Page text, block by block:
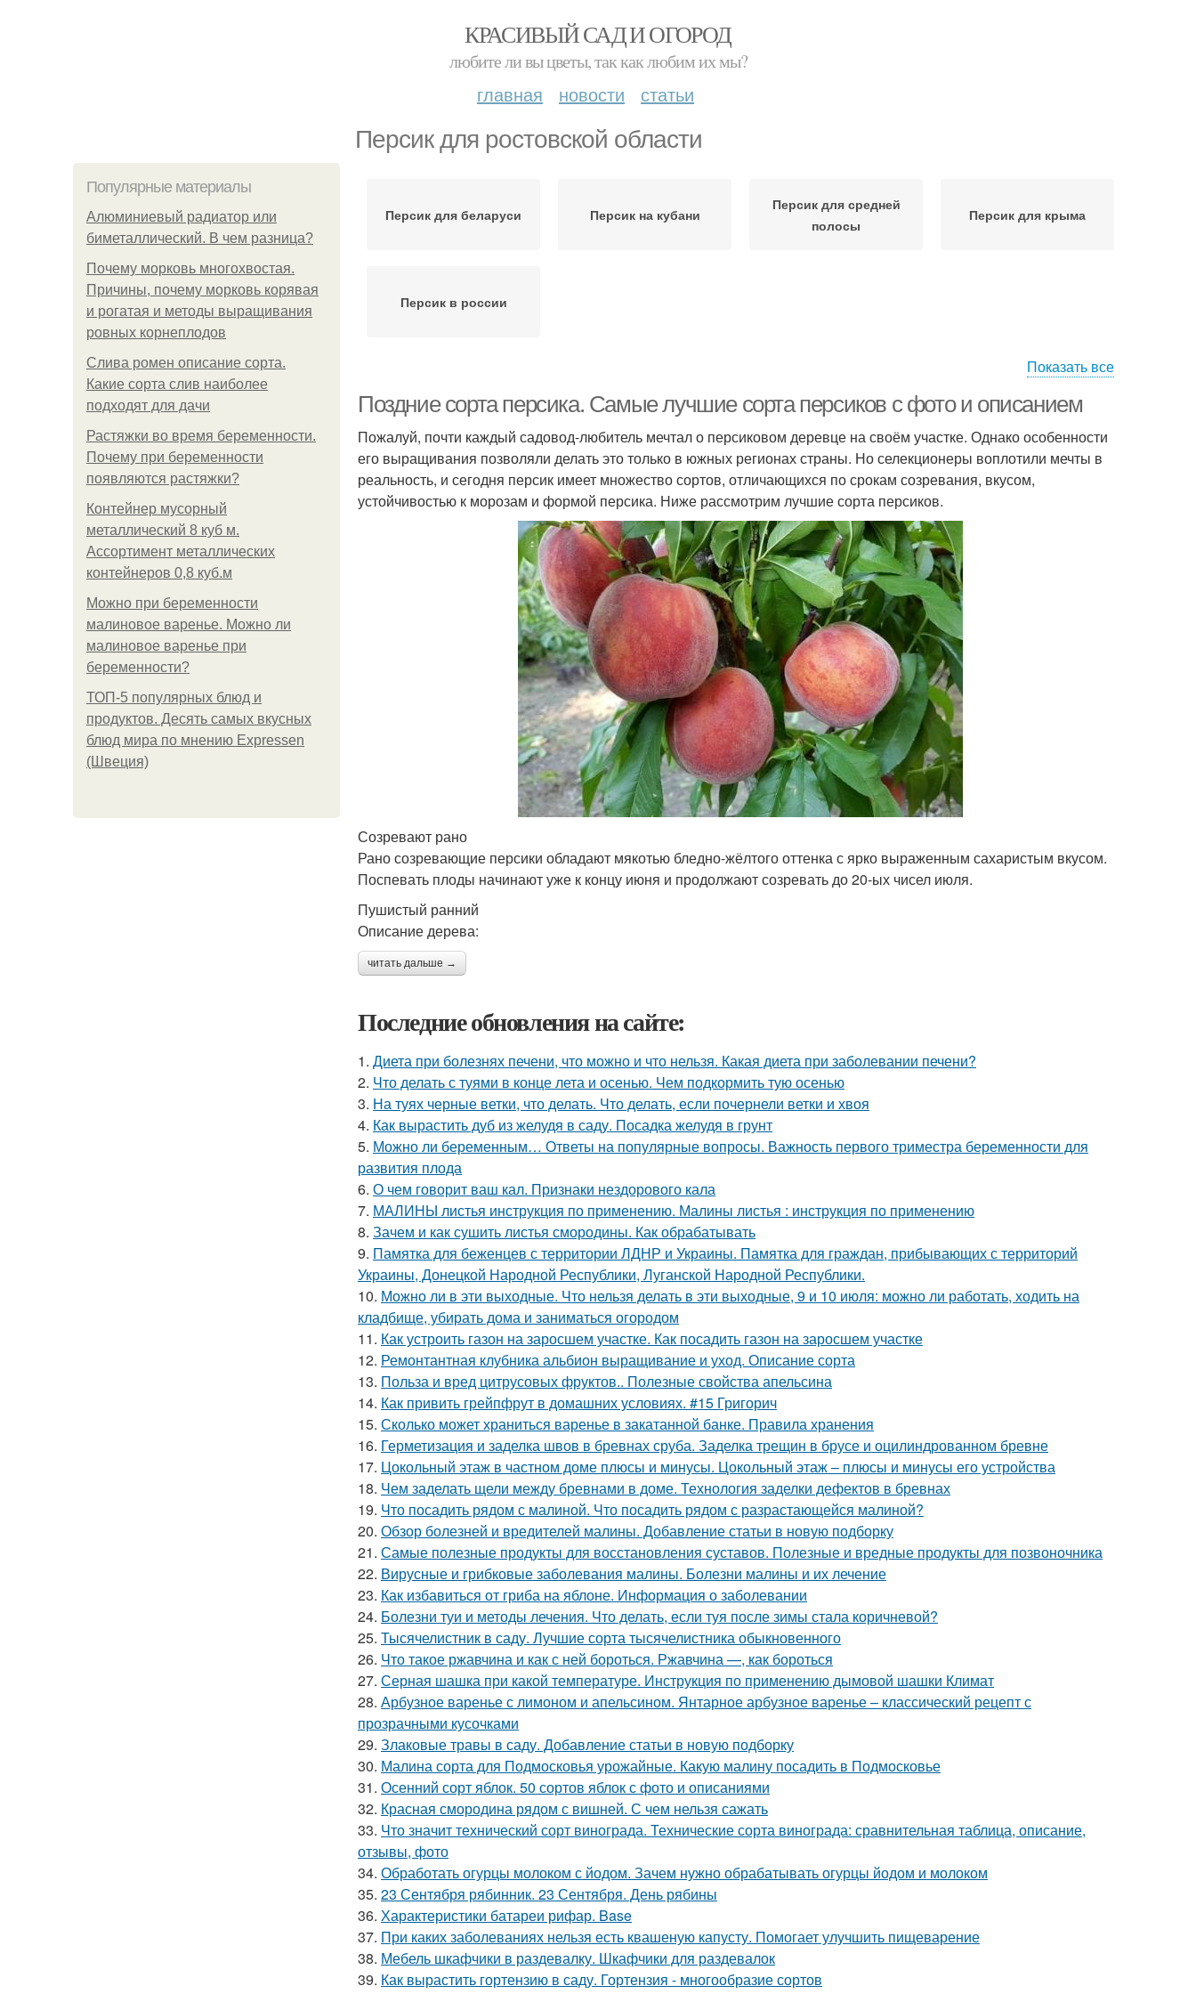
КРАСИВЫЙ САД И ОГОРОД
любите ли вы цветы, так как любим их мы?
главная новости статьи
Персик для ростовской области
Популярные материалы
Алюминиевый радиатор или
биметаллический. В чем разница?
Почему морковь многохвостая.
Причины, почему морковь корявая
и рогатая и методы выращивания
ровных корнеплодов
Слива ромен описание сорта.
Какие сорта слив наиболее
подходят для дачи
Растяжки во время беременности.
Почему при беременности
появляются растяжки?
Контейнер мусорный
металлический 8 куб м.
Ассортимент металлических
контейнеров 0,8 куб.м
Можно при беременности
малиновое варенье. Можно ли
малиновое варенье при
беременности?
ТОП-5 популярных блюд и
продуктов. Десять самых вкусных
блюд мира по мнению Expressen
(Швеция)
Персик для беларуси Персик на кубани
Персик для средней
полосы
Персик для крыма
Персик в россии
Показать все
Поздние сорта персика. Самые лучшие сорта персиков с фото и описанием
Пожалуй, почти каждый садовод-любитель мечтал о персиковом деревце на своём участке. Однако особенности
его выращивания позволяли делать это только в южных регионах страны. Но селекционеры воплотили мечты в
реальность, и сегодня персик имеет множество сортов, отличающихся по срокам созревания, вкусом,
устойчивостью к морозам и формой персика. Ниже рассмотрим лучшие сорта персиков.
Созревают рано
Рано созревающие персики обладают мякотью бледно-жёлтого оттенка с ярко выраженным сахаристым вкусом.
Поспевать плоды начинают уже к концу июня и продолжают созревать до 20-ых чисел июля.
Пушистый ранний
Описание дерева:
читать дальше →
Последние обновления на сайте:
1. Диета при болезнях печени, что можно и что нельзя. Какая диета при заболевании печени?
2. Что делать с туями в конце лета и осенью. Чем подкормить тую осенью
3. На туях черные ветки, что делать. Что делать, если почернели ветки и хвоя
4. Как вырастить дуб из желудя в саду. Посадка желудя в грунт
5. Можно ли беременным… Ответы на популярные вопросы. Важность первого триместра беременности для
развития плода
6. О чем говорит ваш кал. Признаки нездорового кала
7. МАЛИНЫ листья инструкция по применению. Малины листья : инструкция по применению
8. Зачем и как сушить листья смородины. Как обрабатывать
9. Памятка для беженцев с территории ЛДНР и Украины. Памятка для граждан, прибывающих с территорий
Украины, Донецкой Народной Республики, Луганской Народной Республики.
10. Можно ли в эти выходные. Что нельзя делать в эти выходные, 9 и 10 июля: можно ли работать, ходить на
кладбище, убирать дома и заниматься огородом
11. Как устроить газон на заросшем участке. Как посадить газон на заросшем участке
12. Ремонтантная клубника альбион выращивание и уход. Описание сорта
13. Польза и вред цитрусовых фруктов.. Полезные свойства апельсина
14. Как привить грейпфрут в домашних условиях. #15 Григорич
15. Сколько может храниться варенье в закатанной банке. Правила хранения
16. Герметизация и заделка швов в бревнах сруба. Заделка трещин в брусе и оцилиндрованном бревне
17. Цокольный этаж в частном доме плюсы и минусы. Цокольный этаж – плюсы и минусы его устройства
18. Чем заделать щели между бревнами в доме. Технология заделки дефектов в бревнах
19. Что посадить рядом с малиной. Что посадить рядом с разрастающейся малиной?
20. Обзор болезней и вредителей малины. Добавление статьи в новую подборку
21. Самые полезные продукты для восстановления суставов. Полезные и вредные продукты для позвоночника
22. Вирусные и грибковые заболевания малины. Болезни малины и их лечение
23. Как избавиться от гриба на яблоне. Информация о заболевании
24. Болезни туи и методы лечения. Что делать, если туя после зимы стала коричневой?
25. Тысячелистник в саду. Лучшие сорта тысячелистника обыкновенного
26. Что такое ржавчина и как с ней бороться. Ржавчина —, как бороться
27. Серная шашка при какой температуре. Инструкция по применению дымовой шашки Климат
28. Арбузное варенье с лимоном и апельсином. Янтарное арбузное варенье – классический рецепт с
прозрачными кусочками
29. Злаковые травы в саду. Добавление статьи в новую подборку
30. Малина сорта для Подмосковья урожайные. Какую малину посадить в Подмосковье
31. Осенний сорт яблок. 50 сортов яблок с фото и описаниями
32. Красная смородина рядом с вишней. С чем нельзя сажать
33. Что значит технический сорт винограда. Технические сорта винограда: сравнительная таблица, описание,
отзывы, фото
34. Обработать огурцы молоком с йодом. Зачем нужно обрабатывать огурцы йодом и молоком
35. 23 Сентября рябинник. 23 Сентября. День рябины
36. Характеристики батареи рифар. Base
37. При каких заболеваниях нельзя есть квашеную капусту. Помогает улучшить пищеварение
38. Мебель шкафчики в раздевалку. Шкафчики для раздевалок
39. Как вырастить гортензию в саду. Гортензия - многообразие сортов